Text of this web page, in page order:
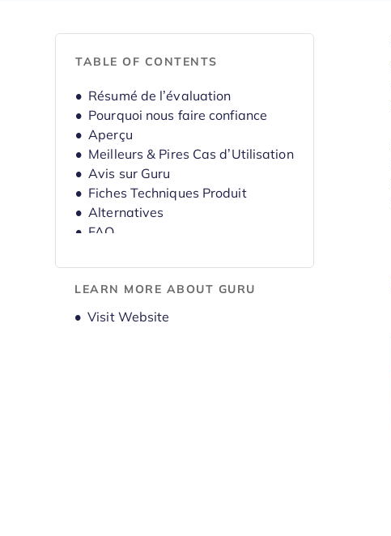
TABLE OF CONTENTS
Résumé de l’évaluation
Pourquoi nous faire confiance
Aperçu
Meilleurs & Pires Cas d’Utilisation
Avis sur Guru
Fiches Techniques Produit
Alternatives
FAQ
LEARN MORE ABOUT GURU
Visit Website
Opens new window